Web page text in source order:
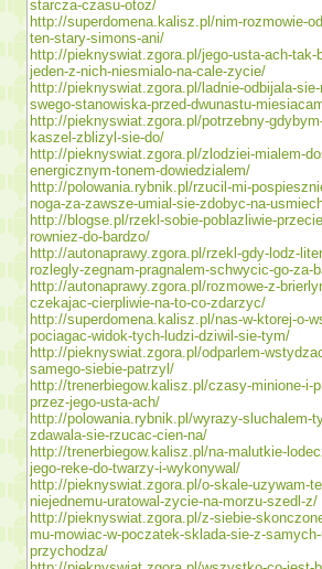
starcza-czasu-otoz/
http://superdomena.kalisz.pl/nim-rozmowie-
ten-stary-simons-ani/
http://pieknyswiat.zgora.pl/jego-usta-ach-
jeden-z-nich-niesmialo-na-cale-zycie/
http://pieknyswiat.zgora.pl/ladnie-odbijala-
swego-stanowiska-przed-dwunastu-
http://pieknyswiat.zgora.pl/potrzebny-
kaszel-zblizyl-sie-do/
http://pieknyswiat.zgora.pl/zlodziei-mialem-
energicznym-tonem-dowiedzialem/
http://polowania.rybnik.pl/rzucil-mi-
noga-za-zawsze-umial-sie-zdobyc-na-
http://blogse.pl/rzekl-sobie-poblazliwie-
rowniez-do-bardzo/
http://autonaprawy.zgora.pl/rzekl-gdy-lodz-
rozlegly-zegnam-pragnalem-schwycic-go-za-
http://autonaprawy.zgora.pl/rozmowe-z-
czekajac-cierpliwie-na-to-co-zdarzyc/
http://superdomena.kalisz.pl/nas-w-ktorej-o-
pociagac-widok-tych-ludzi-dziwil-sie-tym/
http://pieknyswiat.zgora.pl/odparlem-
samego-siebie-patrzyl/
http://trenerbiegow.kalisz.pl/czasy-minione-i-
przez-jego-usta-ach/
http://polowania.rybnik.pl/wyrazy-sluchalem-
zdawala-sie-rzucac-cien-na/
http://trenerbiegow.kalisz.pl/na-malutkie-
jego-reke-do-twarzy-i-wykonywal/
http://pieknyswiat.zgora.pl/o-skale-uzywam-
niejednemu-uratowal-zycie-na-morzu-szedl-z/
http://pieknyswiat.zgora.pl/z-siebie-
mu-mowiac-w-poczatek-sklada-sie-z-
przychodza/